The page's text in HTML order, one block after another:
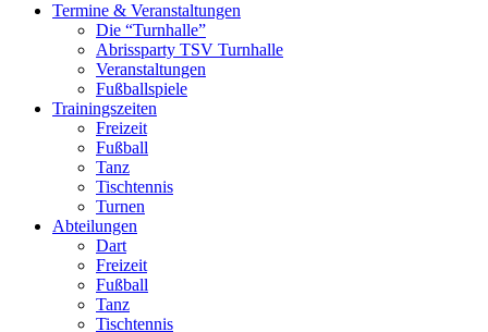
Termine & Veranstaltungen
Die “Turnhalle”
Abrissparty TSV Turnhalle
Veranstaltungen
Fußballspiele
Trainingszeiten
Freizeit
Fußball
Tanz
Tischtennis
Turnen
Abteilungen
Dart
Freizeit
Fußball
Tanz
Tischtennis